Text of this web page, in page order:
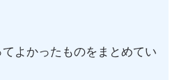
よかったものをまとめてい